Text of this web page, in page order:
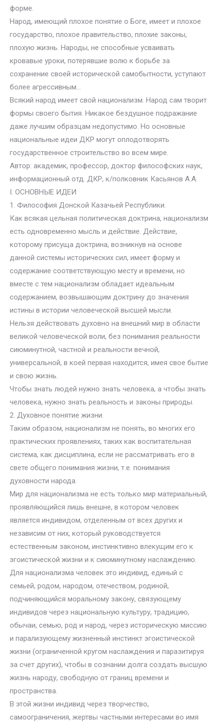
форме.
Народ, имеющий плохое понятие о Боге, имеет и плохое
государство, плохое правительство, плохие законы,
плохую жизнь. Народы, не способные усваивать
кровавые уроки, потерявшие волю к борьбе за
сохранение своей исторической самобытности, уступают
более агрессивным…
Всякий народ имеет свой национализм. Народ сам творит
формы своего бытия. Никакое бездушное подражание
даже лучшим образцам недопустимо. Но основные
национальные идеи ДКР могут оплодотворять
государственное строительство во всем мире.
Автор: академик, профессор, доктор философских наук,
информационный отд. ДКР, к/полковник Касьянов А.А.
I. ОСНОВНЫЕ ИДЕИ
1. Философия Донской Казачьей Республики.
Как всякая цельная политическая доктрина, национализм
есть одновременно мысль и действие. Действие,
которому присуща доктрина, возникнув на основе
данной системы исторических сил, имеет форму и
содержание соответствующую месту и времени, но
вместе с тем национализм обладает идеальным
содержанием, возвышающим доктрину до значения
истины в истории человеческой высшей мысли.
Нельзя действовать духовно на внешний мир в области
великой человеческой воли, без понимания реальности
сиюминутной, частной и реальности вечной,
универсальной, в коей первая находится, имея свое бытие
и свою жизнь.
Чтобы знать людей нужно знать человека, а чтобы знать
человека, нужно знать реальность и законы природы.
2. Духовное понятие жизни.
Таким образом, национализм не понять, во многих его
практических проявлениях, таких как воспитательная
система, как дисциплина, если не рассматривать его в
свете общего понимания жизни, т.е. понимания
духовности народа.
Мир для национализма не есть только мир материальный,
проявляющийся лишь внешне, в котором человек
является индивидом, отделенным от всех других и
независим от них, который руководствуется
естественным законом, инстинктивно влекущим его к
эгоистической жизни и к сиюминутному наслаждению.
Для национализма человек это индивид, единый с
семьей, родом, народом, отечеством, родиной,
подчиняющийся моральному закону, связующему
индивидов через национальную культуру, традицию,
обычаи, семью, род и народ, через историческую миссию
и парализующему жизненный инстинкт эгоистической
жизни (ограниченной кругом наслаждения и паразитируя
за счет других), чтобы в сознании долга создать высшую
жизнь народу, свободную от границ времени и
пространства.
В этой жизни индивид через творчество,
самоограничения, жертвы частными интересами во имя